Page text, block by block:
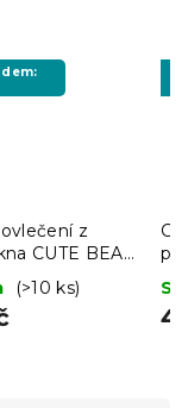
z
CUTE BEAR
(>10 ks)